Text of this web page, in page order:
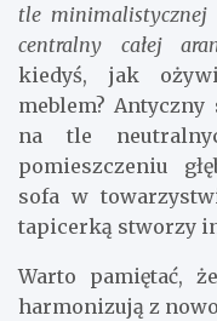
tle minimalistycznej
centralny całej
kiedyś, jak
meblem?
na tle
pomieszczeniu
sofa w
tapicerką stworzy
Warto pamiętać,
harmonizują z